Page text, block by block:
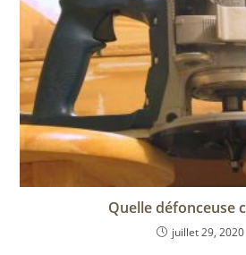
Quelle défonceuse
juillet 29, 2020